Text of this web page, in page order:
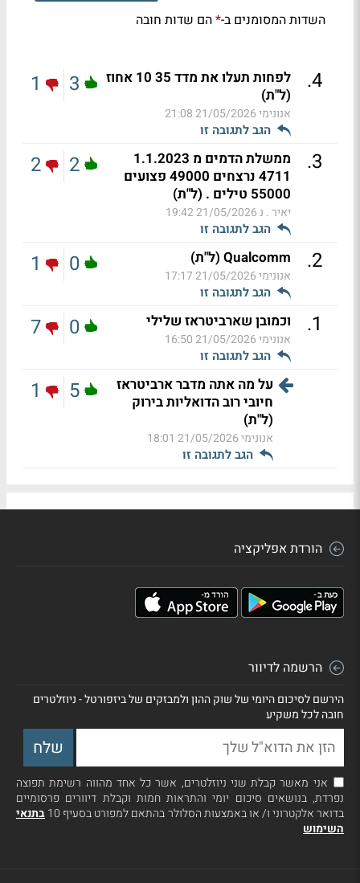
השדות המסומנים ב-*הם שדות חובה
4
.
לפחות תעלו את מדד 35 10 אחוז
(ל"ת)
אנונימי21/05/2026 21:08
הגב לתגובה זו
3
1
3
.
ממשלת הדמים מ 1.1.2023
4711 נרצחים 49000 פצועים
55000 טילים . (ל"ת)
יאיר . נ21/05/2026 19:42
הגב לתגובה זו
2
2
2
. Qualcomm (ל"ת)
אנונימי21/05/2026 17:17
הגב לתגובה זו
0
1
1
. וכמובן שארביטראז שלילי
אנונימי21/05/2026 16:50
הגב לתגובה זו
0
7
על מה אתה מדבר ארביטראז
חיובי רוב הדואליות בירוק
(ל"ת)
אנונימי21/05/2026 18:01
הגב לתגובה זו
5
1
הורדת אפליקציה
הרשמה לדיוור
הירשם לסיכום היומי של שוק ההון ולמבזקים של ביזפורטל - ניוזלטרים
חובה לכל משקיע
אני מאשר קבלת שני ניוזלטרים, אשר כל אחד מהווה רשימת תפוצה
נפרדת, בנושאים סיכום יומי והתראות חמות וקבלת דיוורים פרסומיים
בדואר אלקטרוני ו/ או באמצעות הסלולר בהתאם למפורט בסעיף 10
בתנאי
השימוש